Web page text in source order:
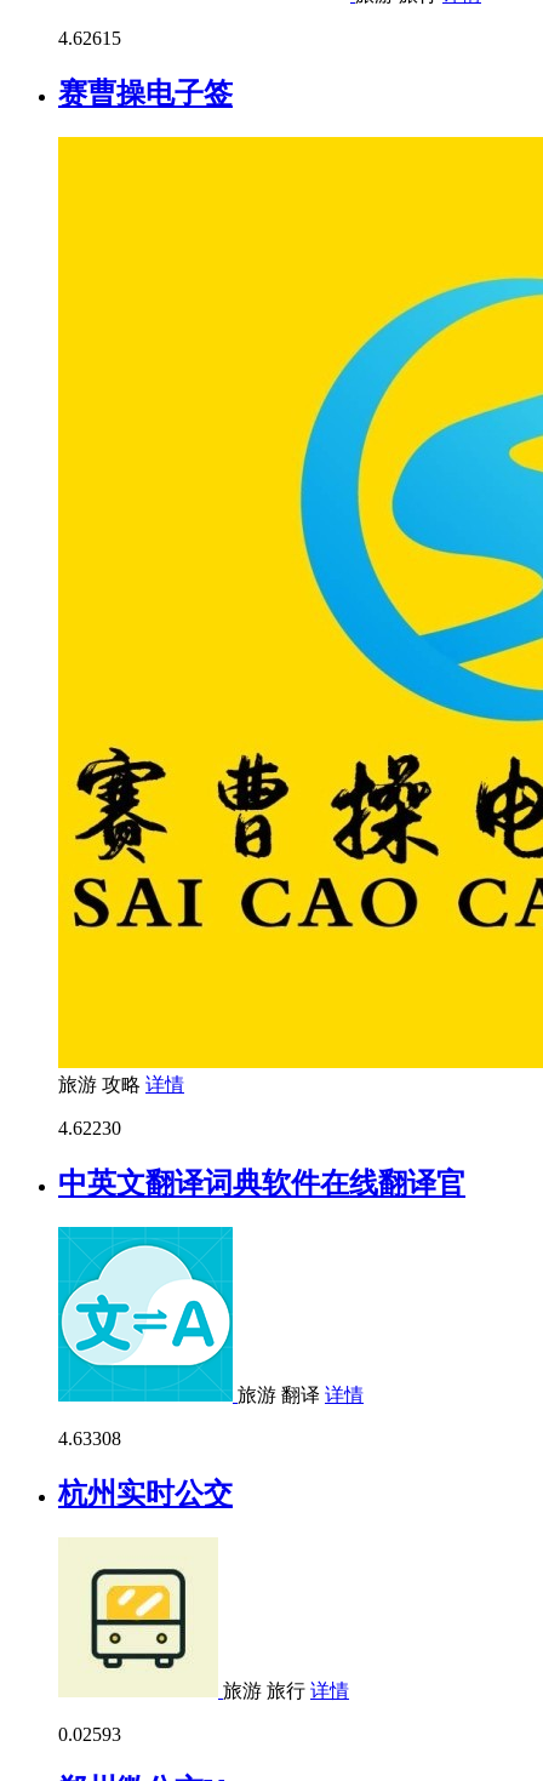
4.62615
赛曹操电子签
旅游 攻略 详情
4.62230
中英文翻译词典软件在线翻译官
旅游 翻译 详情
4.63308
杭州实时公交
旅游 旅行 详情
0.02593